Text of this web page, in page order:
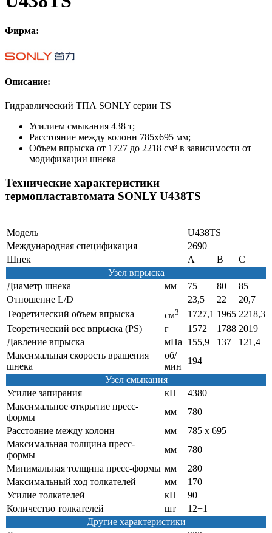
Фирма:
Описание:
Гидравлический ТПА SONLY серии TS
Усилием смыкания 438 т;
Расстояние между колонн 785х695 мм;
Объем впрыска от 1727 до 2218 см³ в зависимости от
модификации шнека
Технические характеристики
термопластавтомата SONLY U438TS
Модель
U438TS
Международная спецификация
2690
Шнек
A B
C
Узел впрыска
Диаметр шнека
мм 75 80
85
Отношение L/D
23,5 22
20,7
Теоретический объем впрыска
см3 1727,1 1965 2218,3
Теоретический вес впрыска (PS)
г 1572 1788 2019
Давление впрыска
мПа 155,9 137
121,4
Максимальная скорость вращения
шнека
об/
мин
194
Узел смыкания
Усилие запирания
кН
4380
Максимальное открытие пресс-
формы
мм
780
Расстояние между колонн
мм
785 х 695
Максимальная толщина пресс-
формы
мм
780
Минимальная толщина пресс-формы мм
280
Максимальный ход толкателей
мм
170
Усилие толкателей
кН
90
Количество толкателей
шт
12+1
Другие характеристики